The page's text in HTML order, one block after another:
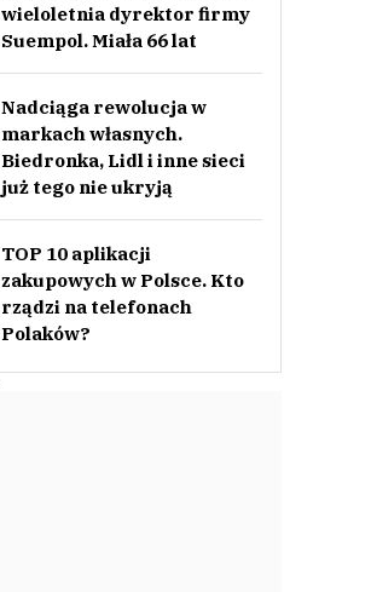
wieloletnia dyrektor firmy
Suempol. Miała 66 lat
Nadciąga rewolucja w
markach własnych.
Biedronka, Lidl i inne sieci
już tego nie ukryją
TOP 10 aplikacji
zakupowych w Polsce. Kto
rządzi na telefonach
Polaków?